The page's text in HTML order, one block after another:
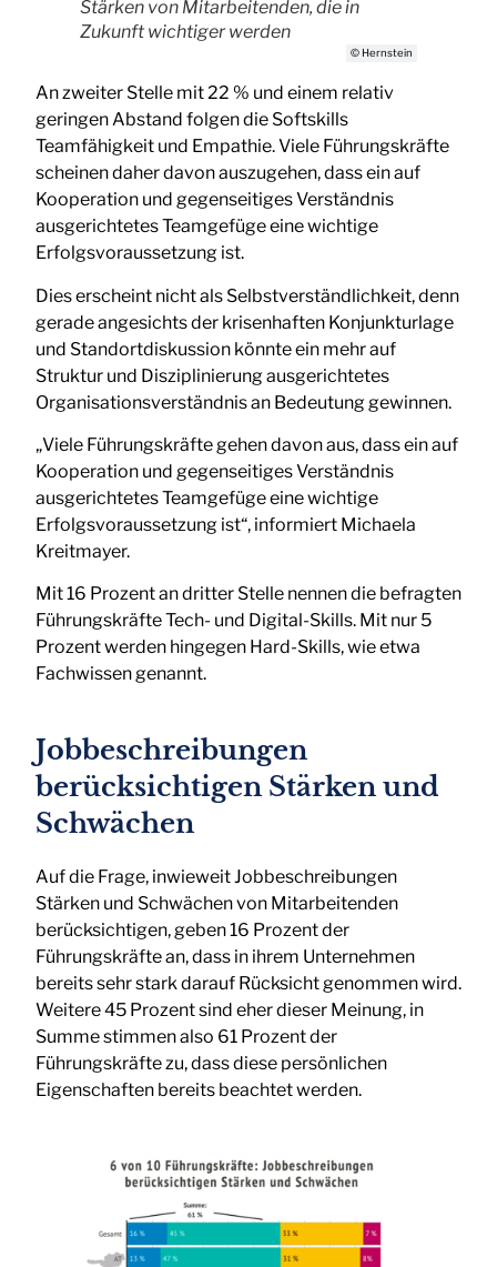
Stärken von Mitarbeitenden, die in
Zukunft wichtiger werden
© Hernstein
An zweiter Stelle mit 22 % und einem relativ
geringen Abstand folgen die Softskills
Teamfähigkeit und Empathie. Viele Führungskräfte
scheinen daher davon auszugehen, dass ein auf
Kooperation und gegenseitiges Verständnis
ausgerichtetes Teamgefüge eine wichtige
Erfolgsvoraussetzung ist.
Dies erscheint nicht als Selbstverständlichkeit, denn
gerade angesichts der krisenhaften Konjunkturlage
und Standortdiskussion könnte ein mehr auf
Struktur und Disziplinierung ausgerichtetes
Organisationsverständnis an Bedeutung gewinnen.
„Viele Führungskräfte gehen davon aus, dass ein auf
Kooperation und gegenseitiges Verständnis
ausgerichtetes Teamgefüge eine wichtige
Erfolgsvoraussetzung ist“, informiert Michaela
Kreitmayer.
Mit 16 Prozent an dritter Stelle nennen die befragten
Führungskräfte Tech- und Digital-Skills. Mit nur 5
Prozent werden hingegen Hard-Skills, wie etwa
Fachwissen genannt.
Jobbeschreibungen
berücksichtigen Stärken und
Schwächen
Auf die Frage, inwieweit Jobbeschreibungen
Stärken und Schwächen von Mitarbeitenden
berücksichtigen, geben 16 Prozent der
Führungskräfte an, dass in ihrem Unternehmen
bereits sehr stark darauf Rücksicht genommen wird.
Weitere 45 Prozent sind eher dieser Meinung, in
Summe stimmen also 61 Prozent der
Führungskräfte zu, dass diese persönlichen
Eigenschaften bereits beachtet werden.